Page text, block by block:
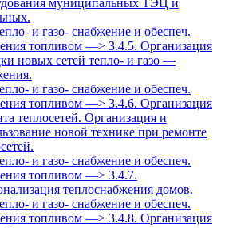
и газо- снабжение и обеспеч.
топливом —> 3.4.5. Организация
новых сетей тепло- и газо —
и газо- снабжение и обеспеч.
топливом —> 3.4.6. Организация
теплосетей. Организация и
новой технике при ремонте
и газо- снабжение и обеспеч.
топливом —> 3.4.7.
теплоснабжения домов.
и газо- снабжение и обеспеч.
топливом —> 3.4.8. Организация